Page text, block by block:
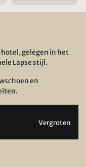
gelegen in het
Lapse stijl.
en
Vergroten